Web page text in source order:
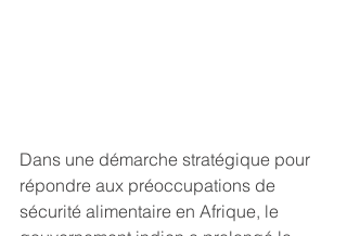
Dans une démarche stratégique pour
répondre aux préoccupations de
sécurité alimentaire en Afrique, le